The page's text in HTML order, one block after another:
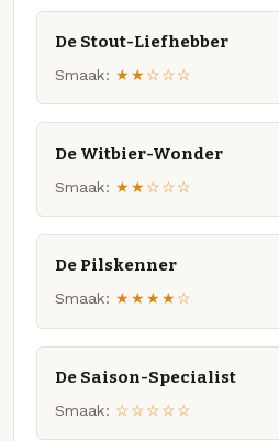
De Stout-Liefhebber
Smaak: ★★☆☆☆
De Witbier-Wonder
Smaak: ★★☆☆☆
De Pilskenner
Smaak: ★★★★☆
De Saison-Specialist
Smaak: ☆☆☆☆☆